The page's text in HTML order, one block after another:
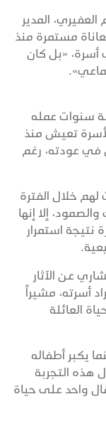
المدير
مستمرة منذ
أسرة، «بل كان
سنوات عمله
تعيش منذ
في عودته، رغم
خلال الفترة
إلا إنها
نتيجة استمرار
عن الآثار
أسرته، مشيراً
العائلة
يكبر أطفاله
هذه التجربة
واحد على حياة